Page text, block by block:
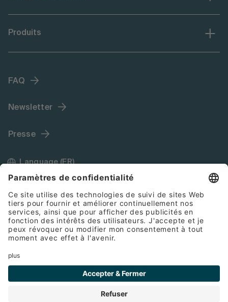
Produits
FAQ
Newsletter
Presse
Language (FR)
Mentions légales
Protection des données